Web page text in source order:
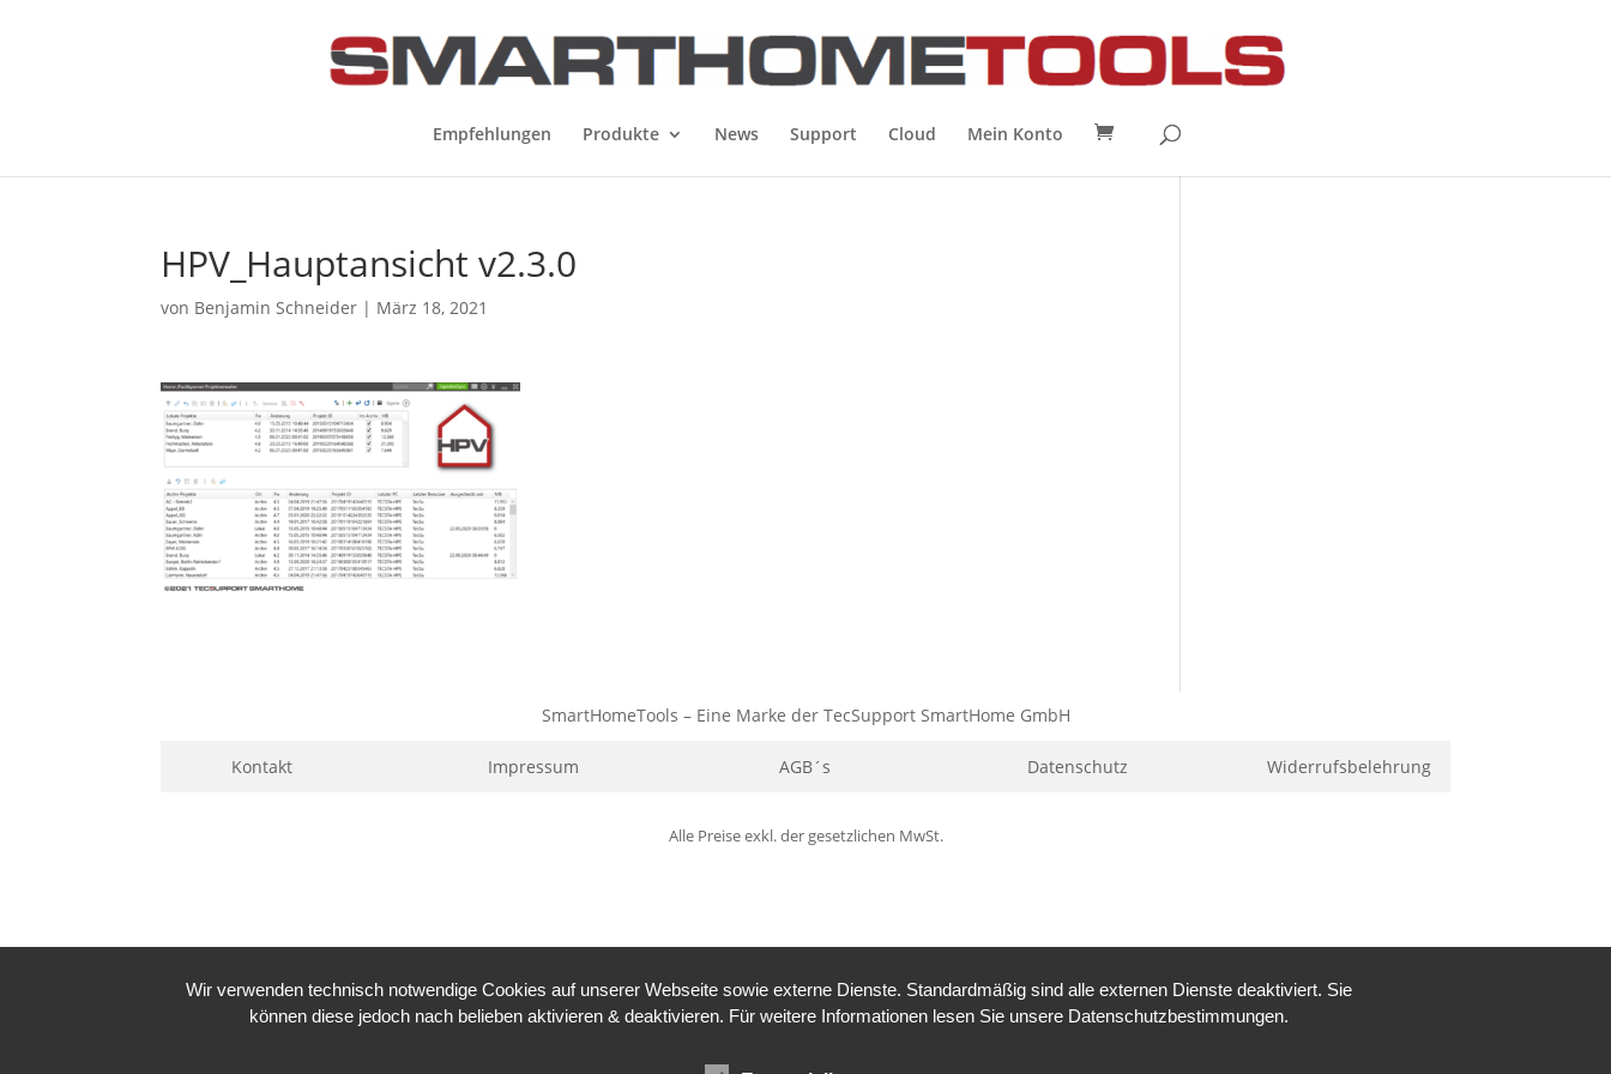
Empfehlungen Produkte News Support Cloud Mein Konto
HPV_Hauptansicht v2.3.0
von Benjamin Schneider | März 18, 2021
SmartHomeTools – Eine Marke der TecSupport SmartHome GmbH
Kontakt Impressum AGB´s Datenschutz Widerrufsbelehrung
Alle Preise exkl. der gesetzlichen MwSt.
Wir verwenden technisch notwendige Cookies auf unserer Webseite sowie externe Dienste. Standardmäßig sind alle externen Dienste deaktiviert. Sie
können diese jedoch nach belieben aktivieren & deaktivieren. Für weitere Informationen lesen Sie unsere Datenschutzbestimmungen.